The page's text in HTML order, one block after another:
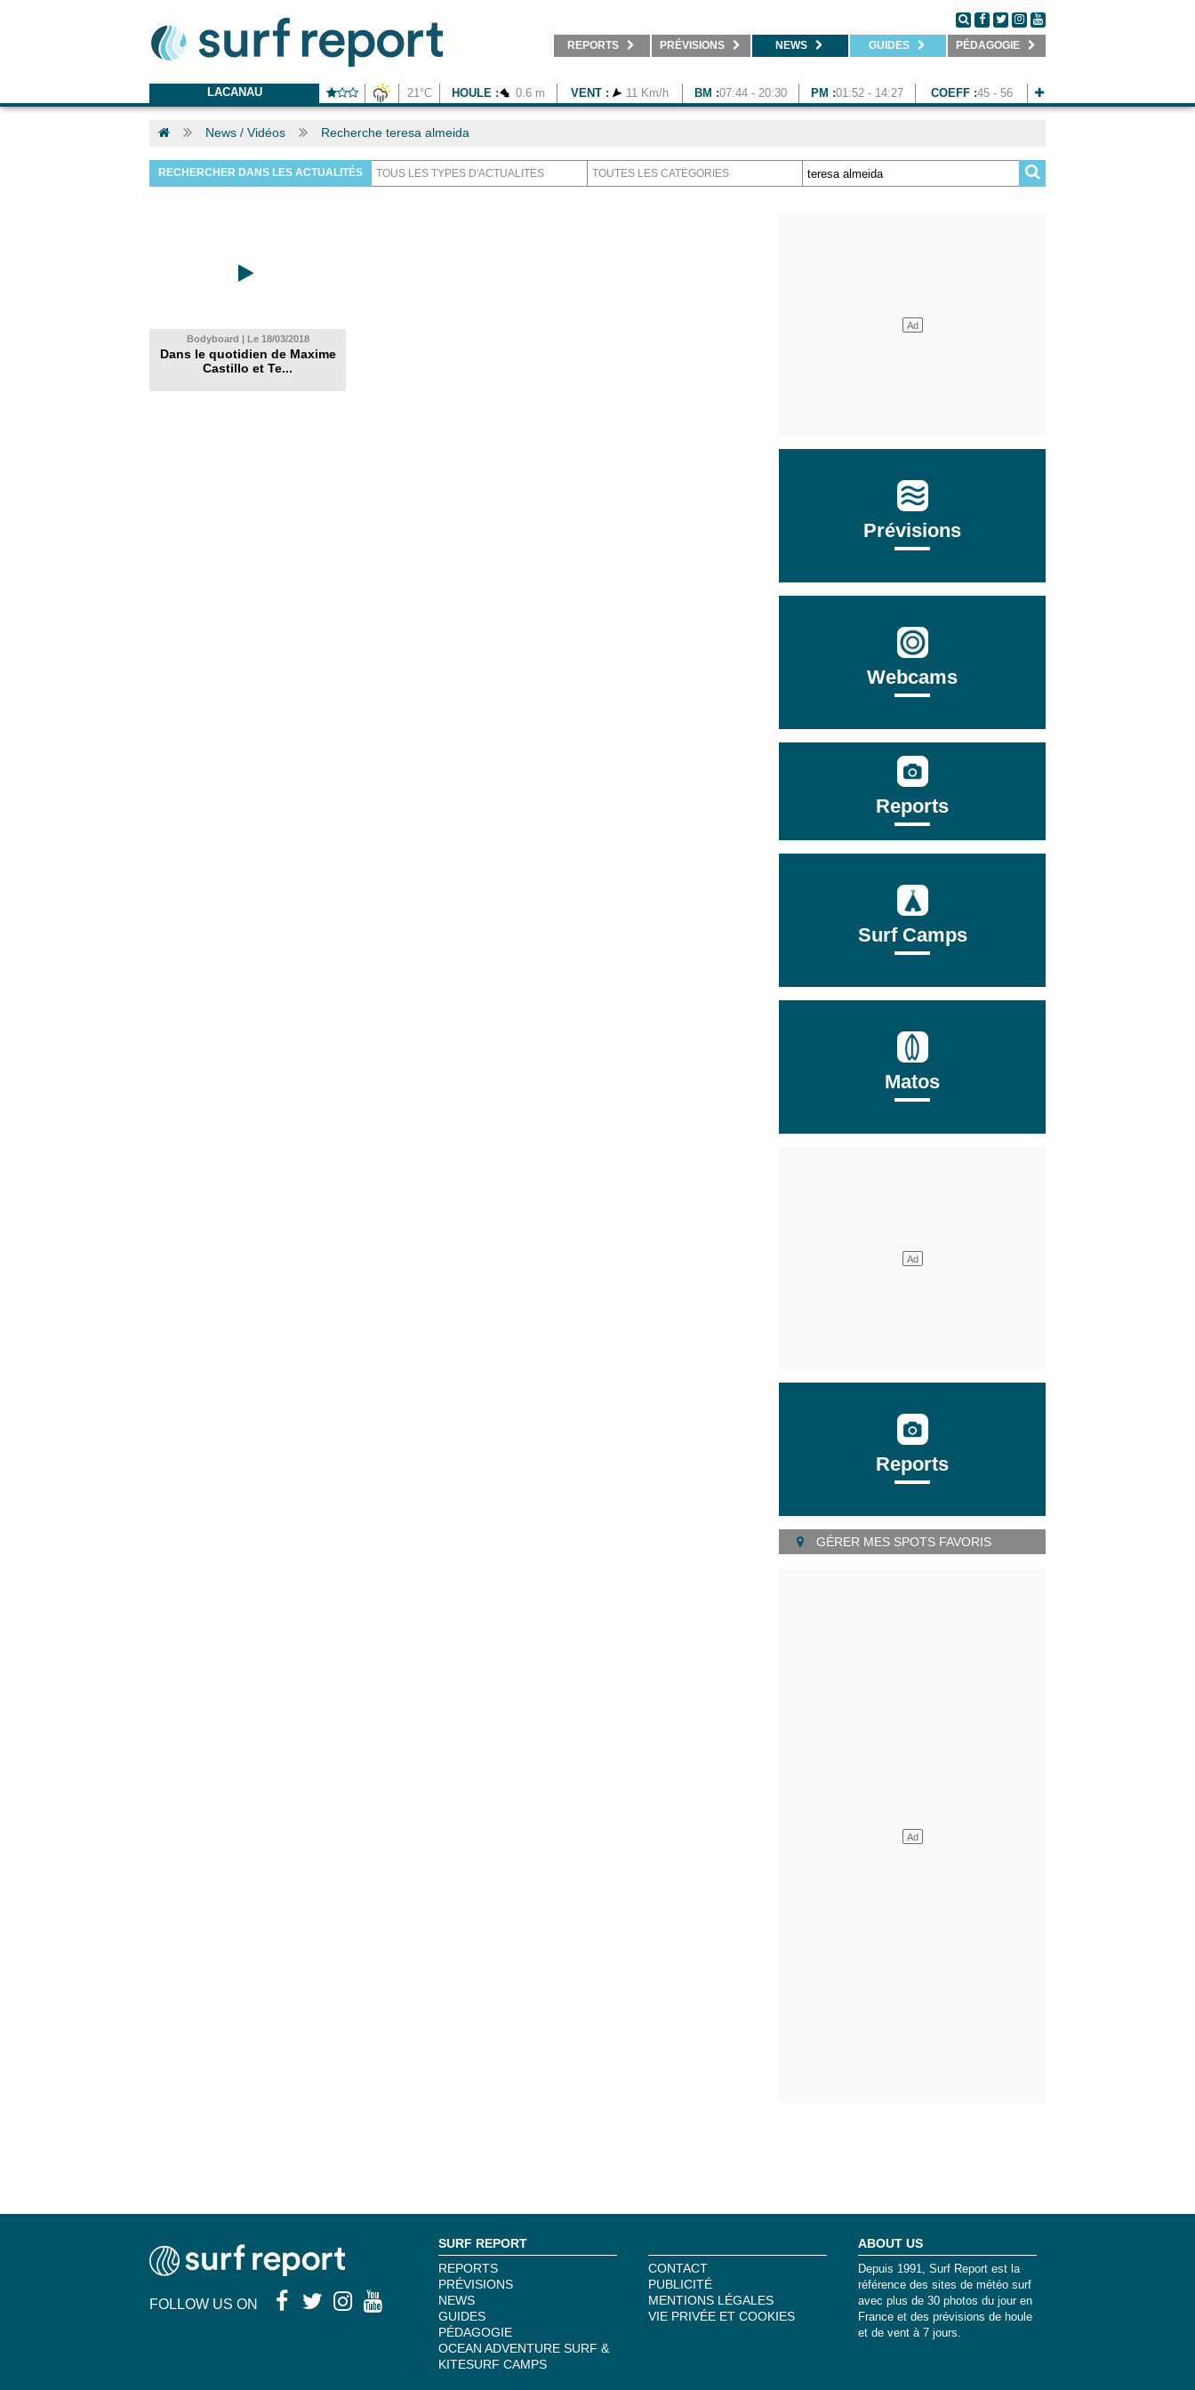
REPORTS PRÉVISIONS NEWS GUIDES PÉDAGOGIE
LACANAU 21°C HOULE : 0.6 m VENT : 11 Km/h BM :07:44 - 20:30 PM :01:52 - 14:27 COEFF :45 - 56
News / Vidéos Recherche teresa almeida
RECHERCHER DANS LES ACTUALITÉS
Bodyboard | Le 18/03/2018
Dans le quotidien de Maxime
Castillo et Te...
Prévisions
Webcams
Reports
Surf Camps
Matos
Reports
GÉRER MES SPOTS FAVORIS
FOLLOW US ON
SURF REPORT
REPORTS
PRÉVISIONS
NEWS
GUIDES
PÉDAGOGIE
OCEAN ADVENTURE SURF &
KITESURF CAMPS
CONTACT
PUBLICITÉ
MENTIONS LÉGALES
VIE PRIVÉE ET COOKIES
ABOUT US
Depuis 1991, Surf Report est la
référence des sites de météo surf
avec plus de 30 photos du jour en
France et des prévisions de houle
et de vent à 7 jours.